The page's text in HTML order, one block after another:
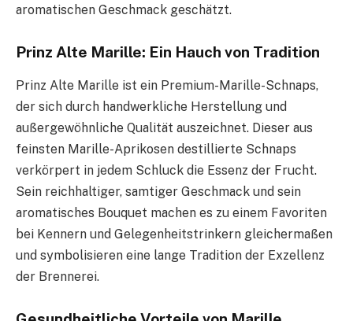
aromatischen Geschmack geschätzt.
Prinz Alte Marille: Ein Hauch von Tradition
Prinz Alte Marille ist ein Premium-Marille-Schnaps,
der sich durch handwerkliche Herstellung und
außergewöhnliche Qualität auszeichnet. Dieser aus
feinsten Marille-Aprikosen destillierte Schnaps
verkörpert in jedem Schluck die Essenz der Frucht.
Sein reichhaltiger, samtiger Geschmack und sein
aromatisches Bouquet machen es zu einem Favoriten
bei Kennern und Gelegenheitstrinkern gleichermaßen
und symbolisieren eine lange Tradition der Exzellenz
der Brennerei.